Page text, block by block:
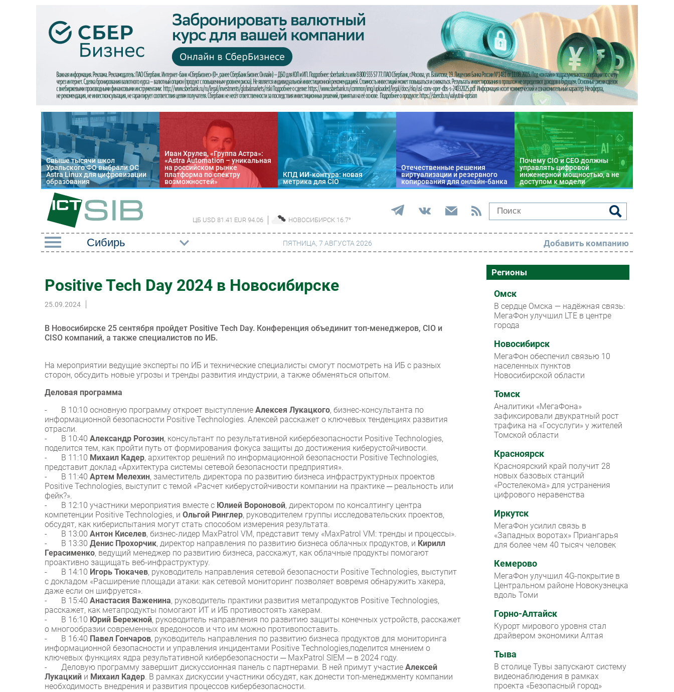
Свыше тысячи школ
Уральского ФО выбрали ОС
Astra Linux для цифровизации
образования
Иван Хрулев, «Группа Астра»:
«Astra Automation – уникальная
на российском рынке
платформа по спектру
возможностей»
КПД ИИ-контура: новая
метрика для CIO
Отечественные решения
виртуализации и резервного
копирования для онлайн-банка
Почему CIO и CEO должны
управлять цифровой
инженерной мощностью, а не
доступом к модели
ЦБ USD 81.41 EUR 94.06 НОВОСИБИРСК 16.7°
Импорто­замещение
Автоматизация
Интернет
Фиксированная связь
Интеграция
Рынок ПК
Маркетинг
Оборудование
ПО
Outsourcing
Кадры
Финансы
Безопасность
CIO/Управление ИТ
Гаджеты
РАЗДЕЛЫ
Новости
Аналитика
Интервью
Мероприятия
Проекты
IT класс
Тестовый стенд
Каталог компаний
ПЯТНИЦА, 7 АВГУСТА 2026 Добавить компанию
Positive Tech Day 2024 в Новосибирске
25.09.2024
В Новосибирске 25 сентября пройдет Positive Tech Day. Конференция объединит топ-менеджеров, CIO и
CISO компаний, а также специалистов по ИБ.
На мероприятии ведущие эксперты по ИБ и технические специалисты смогут посмотреть на ИБ с разных
сторон, обсудить новые угрозы и тренды развития индустрии, а также обменяться опытом.
Деловая программа
- В 10:10 основную программу откроет выступление Алексея Лукацкого, бизнес-консультанта по
информационной безопасности Positive Technologies. Алексей расскажет о ключевых тенденциях развития
отрасли.
- В 10:40 Александр Рогозин, консультант по результативной кибербезопасности Positive Technologies,
поделится тем, как пройти путь от формирования фокуса защиты до достижения киберустойчивости.
- В 11:10 Михаил Кадер, архитектор решений по информационной безопасности Positive Technologies,
представит доклад «Архитектура системы сетевой безопасности предприятия».
- В 11:40 Артем Мелехин, заместитель директора по развитию бизнеса инфраструктурных проектов
Positive Technologies, выступит с темой «Расчет киберустойчивости компании на практике ─ реальность или
фейк?».
- В 12:10 участники мероприятия вместе с Юлией Вороновой, директором по консалтингу центра
компетенции Positive Technologies, и Ольгой Ринглер, руководителем группы исследовательских проектов,
обсудят, как кибериспытания могут стать способом измерения результата.
- В 13:00 Антон Киселев, бизнес-лидер MaxPatrol VM, представит тему «MaxPatrol VM: тренды и процессы».
- В 13:30 Денис Прохорчик, директор направления по развитию бизнеса облачных продуктов, и Кирилл
Герасименко, ведущий менеджер по развитию бизнеса, расскажут, как облачные продукты помогают
проактивно защищать веб-инфраструктуру.
- В 14:10 Игорь Тюкачев, руководитель направления сетевой безопасности Positive Technologies, выступит
с докладом «Расширение площади атаки: как сетевой мониторинг позволяет вовремя обнаружить хакера,
даже если он шифруется».
- В 15:40 Анастасия Важенина, руководитель практики развития метапродуктов Positive Technologies,
расскажет, как метапродукты помогают ИТ и ИБ противостоять хакерам.
- В 16:10 Юрий Бережной, руководитель направления по развитию защиты конечных устройств, расскажет
о многообразии современных вредоносов и что им можно противопоставить.
- В 16:40 Павел Гончаров, руководитель направления по развитию бизнеса продуктов для мониторинга
информационной безопасности и управления инцидентами Positive Technologies,поделится мнением о
ключевых функциях ядра результативной кибербезопасности ─ MaxPatrol SIEM ─ в 2024 году.
- Деловую программу завершит дискуссионная панель с партнерами. В ней примут участие Алексей
Лукацкий и Михаил Кадер. В рамках дискуссии участники обсудят, как донести топ-менеджменту компании
необходимость внедрения и развития процессов кибербезопасности.
Регионы
Омск
В сердце Омска — надёжная связь:
МегаФон улучшил LTE в центре
города
Новосибирск
МегаФон обеспечил связью 10
населенных пунктов
Новосибирской области
Томск
Аналитики «МегаФона»
зафиксировали двукратный рост
трафика на «Госуслуги» у жителей
Томской области
Красноярск
Красноярский край получит 28
новых базовых станций
«Ростелекома» для устранения
цифрового неравенства
Иркутск
МегаФон усилил связь в
«Западных воротах» Приангарья
для более чем 40 тысяч человек
Кемерово
МегаФон улучшил 4G-покрытие в
Центральном районе Новокузнецка
вдоль Томи
Горно-Алтайск
Курорт мирового уровня стал
драйвером экономики Алтая
Тыва
В столице Тувы запускают систему
видеонаблюдения в рамках
проекта «Безопасный город»